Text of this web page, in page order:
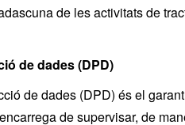
de les activitats de
de dades (DPD)
de dades (DPD) és el
de supervisar, de